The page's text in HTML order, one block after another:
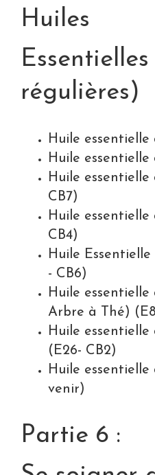
Huiles
régulières)
Huile essentielle
Huile essentielle
Huile essentielle
CB7)
Huile
CB4)
Huile
- CB6)
Huile essentielle
Arbre à Thé)
Huile
(E26- CB2)
Huile
venir)
Partie 6 :